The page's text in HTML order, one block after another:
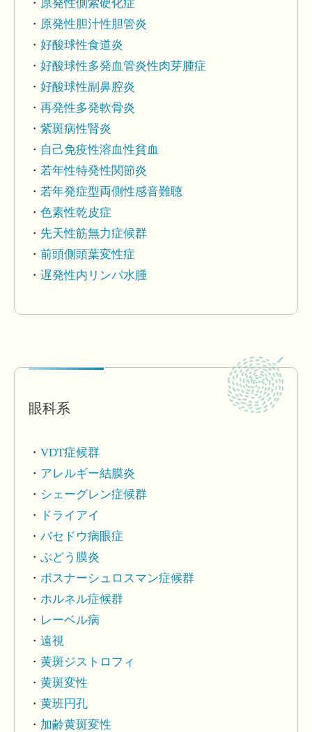
原発性側索硬化症
原発性胆汁性胆管炎
好酸球性食道炎
好酸球性多発血管炎性肉芽腫症
好酸球性副鼻腔炎
再発性多発軟骨炎
紫斑病性腎炎
自己免疫性溶血性貧血
若年性特発性関節炎
若年発症型両側性感音難聴
色素性乾皮症
先天性筋無力症候群
前頭側頭葉変性症
遅発性内リンパ水腫
眼科系
VDT症候群
アレルギー結膜炎
シェーグレン症候群
ドライアイ
バセドウ病眼症
ぶどう膜炎
ポスナーシュロスマン症候群
ホルネル症候群
レーベル病
遠視
黄斑ジストロフィ
黄斑変性
黄班円孔
加齢黄斑変性